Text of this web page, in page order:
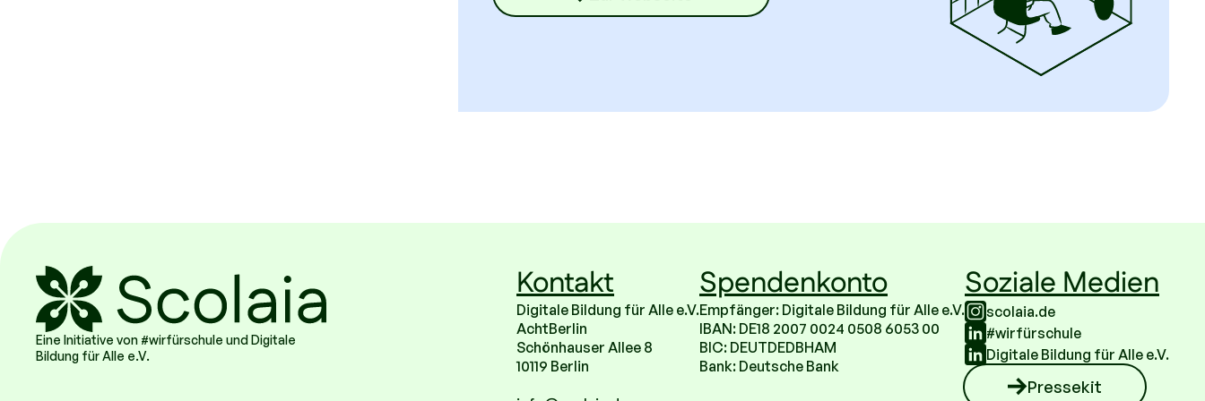
Eine Initiative von #wirfürschule und Digitale
Bildung für Alle e.V.
Kontakt
Digitale Bildung für Alle e.V.
AchtBerlin
Schönhauser Allee 8
10119 Berlin
Spendenkonto
Empfänger: Digitale Bildung für Alle e.V.
IBAN: DE18 2007 0024 0508 6053 00
BIC: DEUTDEDBHAM
Bank: Deutsche Bank
Soziale Medien
scolaia.de
#wirfürschule
Digitale Bildung für Alle e.V.
Pressekit